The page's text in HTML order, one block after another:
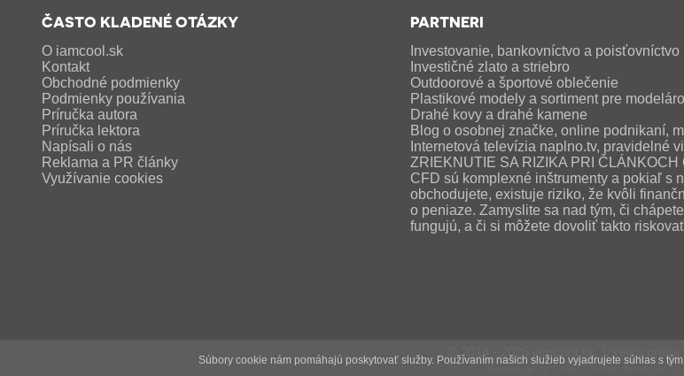
ČASTO KLADENÉ OTÁZKY
O iamcool.sk
Kontakt
Obchodné podmienky
Podmienky používania
Príručka autora
Príručka lektora
Napísali o nás
Reklama a PR články
Využívanie cookies
PARTNERI
Investovanie, bankovníctvo a poisťovníctvo
Investičné zlato a striebro
Outdoorové a športové oblečenie
Plastikové modely a sortiment pre
Drahé kovy a drahé kamene
Blog o osobnej značke, online podnikaní,
Internetová televízia naplno.tv, pravidelné
ZRIEKNUTIE SA RIZIKA PRI ČLÁNKOCH
CFD sú komplexné inštrumenty a pokiaľ s
obchodujete, existuje riziko, že kvôli
o peniaze. Zamyslite sa nad tým, či
fungujú, a či si môžete dovoliť takto
© 2014 - 2026 iamcool.sk, Všetky práva
webdesign by Tomáš Chorvát, developed by
Súbory cookie nám pomáhajú poskytovať služby. Používaním našich služieb vyjadrujete súhlas s